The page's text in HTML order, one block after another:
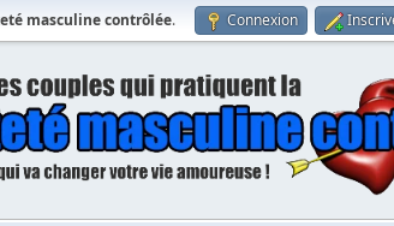
masculine contrôlée. Connexion